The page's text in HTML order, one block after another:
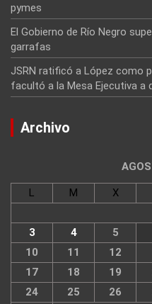
pymes
El Gobierno de Río Negro
garrafas
JSRN ratificó a López como
facultó a la Mesa Ejecutiva a
Archivo
L M X
3
4 5
10
11 12
17
18 19
24
25 26